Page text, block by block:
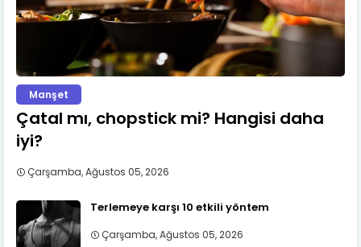
Manşet
Çatal mı, chopstick mi? Hangisi daha
iyi?
Çarşamba, Ağustos 05, 2026
Terlemeye karşı 10 etkili yöntem
Çarşamba, Ağustos 05, 2026